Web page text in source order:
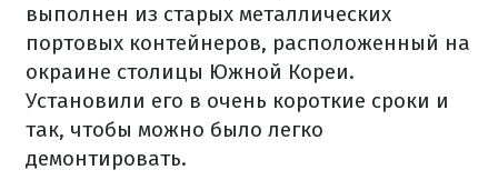
выполнен из старых металлических
портовых контейнеров, расположенный на
окраине столицы Южной Кореи.
Установили его в очень короткие сроки и
так, чтобы можно было легко
демонтировать.